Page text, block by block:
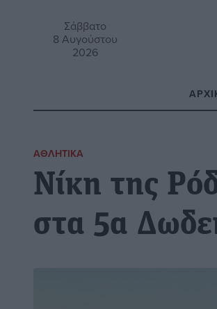
Σάββατο
8 Αυγούστου
2026
ΑΘΛΗΤΙΚΆ
Νίκη της
στα 5α